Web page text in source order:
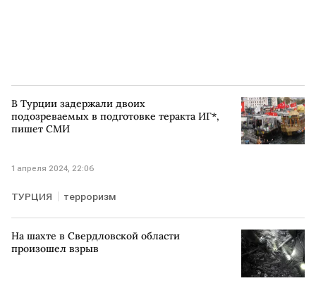
В Турции задержали двоих
подозреваемых в подготовке теракта ИГ*,
пишет СМИ
1 апреля 2024, 22:06
ТУРЦИЯ терроризм
На шахте в Свердловской области
произошел взрыв